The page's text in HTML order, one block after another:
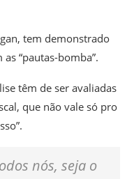
tem demonstrado
“pautas-bomba”.
têm de ser avaliadas
que não vale só pro
nós, seja o